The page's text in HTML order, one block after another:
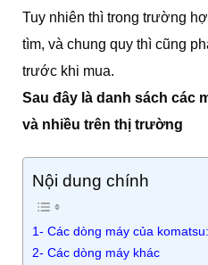
Tuy nhiên thì trong trường
tìm, và chung quy thì cũng
trước khi mua.
Sau đây là danh sách các
và nhiều trên thị trường
Nội dung chính
1- Các dòng máy của komatsu:
2- Các dòng máy khác